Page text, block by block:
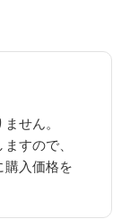
せん。
すので、
購入価格を